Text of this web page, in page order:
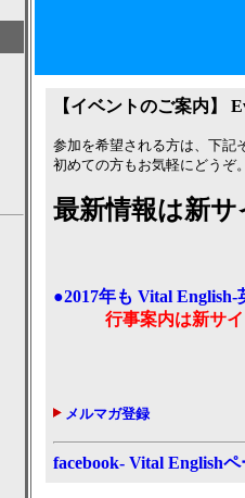
【イベントのご案内】
参加を希望される方は、下記
初めての方もお気軽にどうぞ
最新情報は新
●2017年も Vital
行事案内は新サイ
メルマガ登録
facebook- Vital English